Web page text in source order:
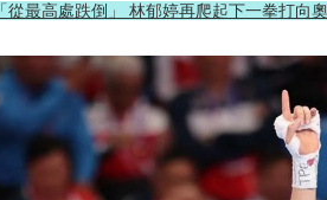
「從最高處跌倒」 林郁婷再爬起下一拳打向